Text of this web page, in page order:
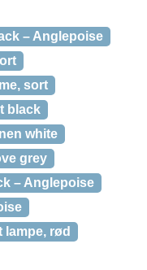
– Anglepoise
sort
black
white
grey
– Anglepoise
rød